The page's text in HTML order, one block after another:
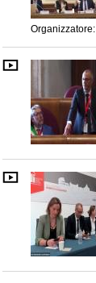
Organizzatore: